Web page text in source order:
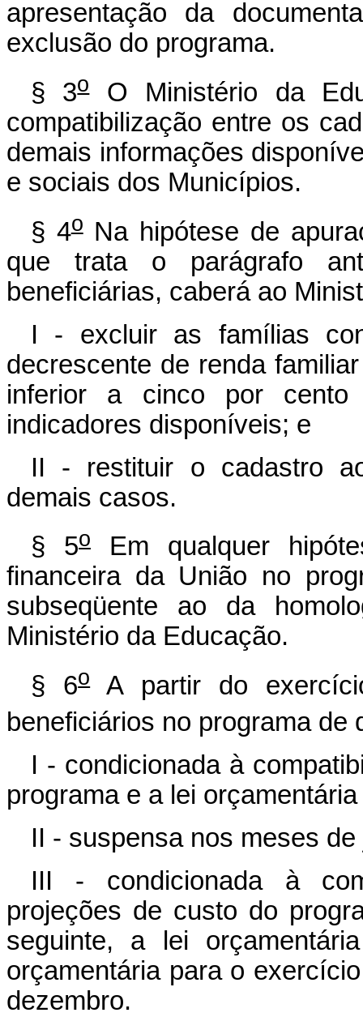
apresentação da
exclusão do programa.
§ 3oO Ministério da
compatibilização entre os
demais informações
e sociais dos Municípios.
§ 4oNa hipótese de
que trata o parágrafo
beneficiárias, caberá ao
I - excluir as famílias
decrescente de renda
inferior a cinco por
indicadores disponíveis; e
II - restituir o cadastro
demais casos.
§ 5o
Em qualquer
financeira da União no
subseqüente ao da
Ministério da Educação.
§ 6oA partir do
beneficiários no programa de
I - condicionada à
programa e a lei
II - suspensa nos meses
III - condicionada à
projeções de custo do
seguinte, a lei
orçamentária para o
dezembro.